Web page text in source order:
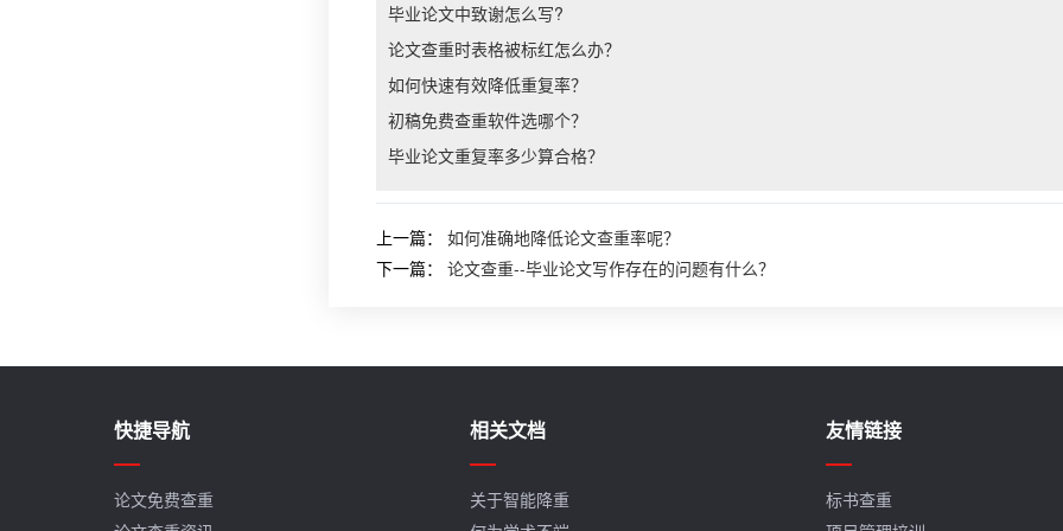
毕业论文中致谢怎么写?
论文查重时表格被标红怎么办？
如何快速有效降低重复率？
初稿免费查重软件选哪个？
毕业论文重复率多少算合格？
上一篇： 如何准确地降低论文查重率呢？
下一篇： 论文查重--毕业论文写作存在的问题有什么？
快捷导航
论文免费查重
相关文档
关于智能降重
友情链接
标书查重